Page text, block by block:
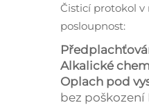
Čisticí protokol v
posloupnost:
Alkalické
Oplach pod
bez poškození